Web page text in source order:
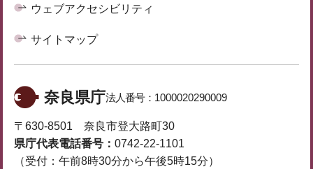
ウェブアクセシビリティ
サイトマップ
奈良県庁法人番号： 1000020290009
〒630-8501 奈良市登大路町30
県庁代表電話番号： 0742-22-1101
（受付：午前8時30分から午後5時15分）